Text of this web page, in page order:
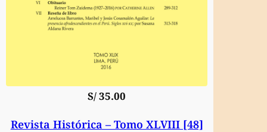
S/35.00
Revista Histórica – Tomo XLVIII [48]